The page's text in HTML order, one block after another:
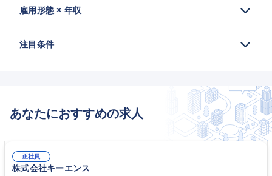
雇用形態 × 年収
注目条件
あなたにおすすめの求人
正社員
株式会社キーエンス